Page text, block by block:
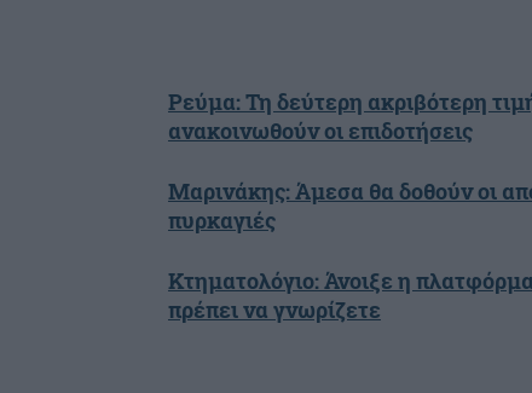
Ρεύμα: Τη δεύτερη ακριβότερη
ανακοινωθούν οι επιδοτήσεις
Μαρινάκης: Άμεσα θα δοθούν οι
πυρκαγιές
Κτηματολόγιο: Άνοιξε η
πρέπει να γνωρίζετε